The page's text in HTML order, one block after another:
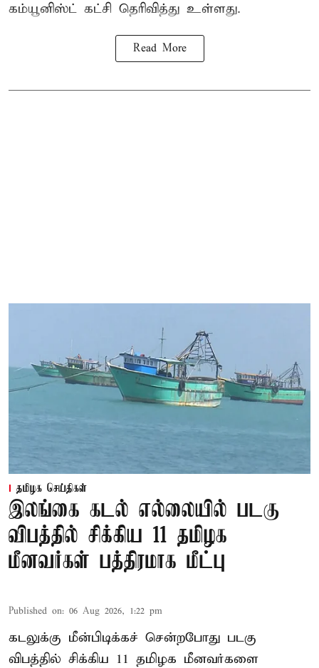
கம்யூனிஸ்ட் கட்சி தெரிவித்து உள்ளது.
Read More
தமிழக செய்திகள்
இலங்கை கடல் எல்லையில் படகு
விபத்தில் சிக்கிய 11 தமிழக
மீனவர்கள் பத்திரமாக மீட்பு
Published on: 06 Aug 2026, 1:22 pm
கடலுக்கு மீன்பிடிக்கச் சென்றபோது படகு
விபத்தில் சிக்கிய 11 தமிழக மீனவர்களை